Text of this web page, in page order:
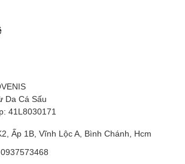
Da Cá Sấu
41L8030171
Ấp 1B, Vĩnh Lộc A, Bình Chánh, Hcm
0937573468